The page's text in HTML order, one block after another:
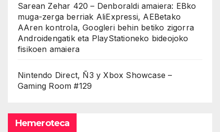
Sarean Zehar 420 – Denboraldi amaiera: EBko
muga-zerga berriak AliExpressi, AEBetako
AAren kontrola, Googleri behin betiko zigorra
Androidengatik eta PlayStationeko bideojoko
fisikoen amaiera
Nintendo Direct, Ñ3 y Xbox Showcase –
Gaming Room #129
Hemeroteca